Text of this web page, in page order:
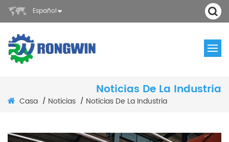
Español
Noticias De La Industria
Casa / Noticias / Noticias De La Industria